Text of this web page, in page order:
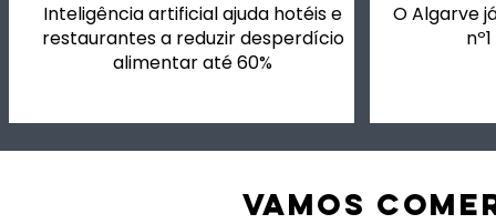
Inteligência artificial ajuda hotéis e
restaurantes a reduzir desperdício
alimentar até 60%
O Algarve
VAMOS